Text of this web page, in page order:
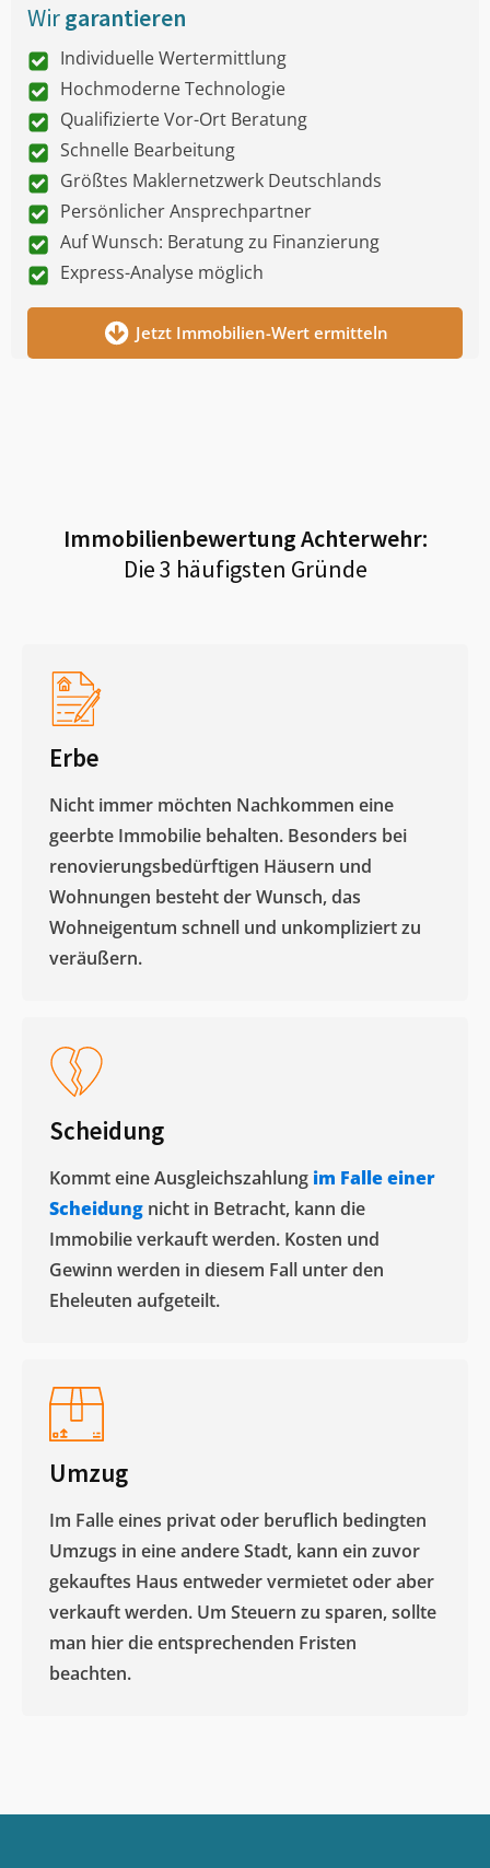
Wirgarantieren
Individuelle Wertermittlung
Hochmoderne Technologie
Qualifizierte Vor-Ort Beratung
Schnelle Bearbeitung
Größtes Maklernetzwerk Deutschlands
Persönlicher Ansprechpartner
Auf Wunsch: Beratung zu Finanzierung
Express-Analyse möglich
Jetzt Immobilien-Wert ermitteln
ImmobilienbewertungAchterwehr:
Die 3 häufigsten Gründe
Erbe
Nicht immer möchten Nachkommen eine
geerbte Immobilie behalten. Besonders bei
renovierungsbedürftigen Häusern und
Wohnungen besteht der Wunsch, das
Wohneigentum schnell und unkompliziert zu
veräußern. ​
Scheidung
Kommt eine Ausgleichszahlung im Falle einer
Scheidung nicht in Betracht, kann die
Immobilie verkauft werden. Kosten und
Gewinn werden in diesem Fall unter den
Eheleuten aufgeteilt.​
Umzug
Im Falle eines privat oder beruflich bedingten
Umzugs in eine andere Stadt, kann ein zuvor
gekauftes Haus entweder vermietet oder aber
verkauft werden. Um Steuern zu sparen, sollte
man hier die entsprechenden Fristen
beachten.